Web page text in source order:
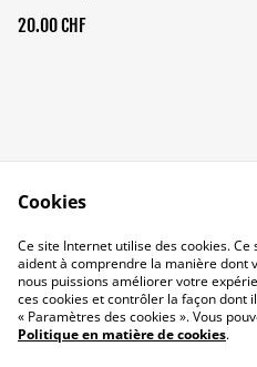
20.00 CHF
Politique de
confidentialité
Cookies
Ce site Internet utilise des cookies.
aident à comprendre la manière dont
nous puissions améliorer votre
ces cookies et contrôler la façon dont
« Paramètres des cookies ». Vous
Politique en matière de cookies.